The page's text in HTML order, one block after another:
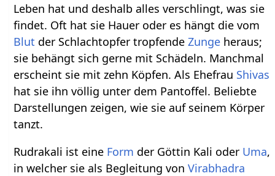
Leben hat und deshalb alles verschlingt, was sie
findet. Oft hat sie Hauer oder es hängt die vom
Blut der Schlachtopfer tropfendeZunge heraus;
sie behängt sich gerne mit Schädeln. Manchmal
erscheint sie mit zehn Köpfen. Als Ehefrau Shivas
hat sie ihn völlig unter dem Pantoffel. Beliebte
Darstellungen zeigen, wie sie auf seinem Körper
tanzt.
Rudrakali ist eine Form der Göttin Kali oder Uma,
in welcher sie als Begleitung vonVirabhadra